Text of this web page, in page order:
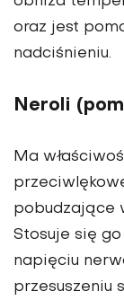
oraz jest
nadciśnieniu.
Neroli
Ma
pobudzające
Stosuje się
napięciu
przesuszeniu